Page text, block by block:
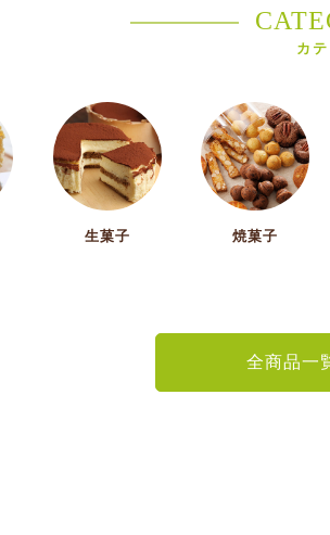
カ
生菓子 焼菓子
全商品一